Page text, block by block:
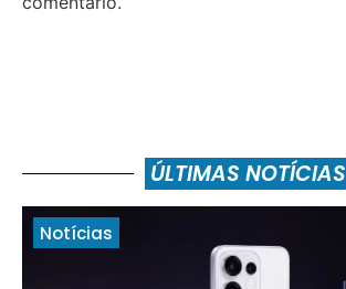
ÚLTIMAS NOTÍCIAS
Notícias